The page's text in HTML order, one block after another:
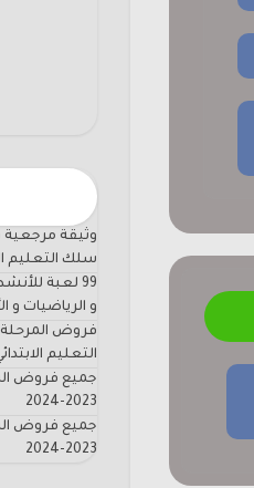
وثيقة مرجعية
سلك التعليم
99 لعبة
و الرياضيات و
فروض المرحلة
التعليم الابتدائي 2023-
جميع فروض
2023-2024
جميع فروض
2023-2024